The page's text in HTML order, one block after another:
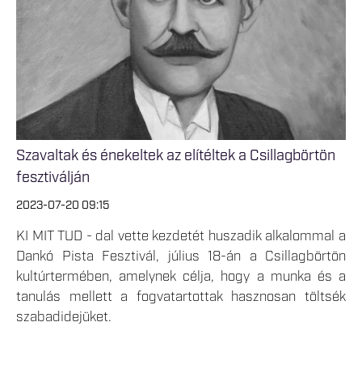
Szavaltak és énekeltek az elítéltek a Csillagbörtön
fesztiválján
2023-07-20 09:15
KI MIT TUD - dal vette kezdetét huszadik alkalommal a
Dankó Pista Fesztivál, július 18-án a Csillagbörtön
kultúrtermében, amelynek célja, hogy a munka és a
tanulás mellett a fogvatartottak hasznosan töltsék
szabadidejüket.